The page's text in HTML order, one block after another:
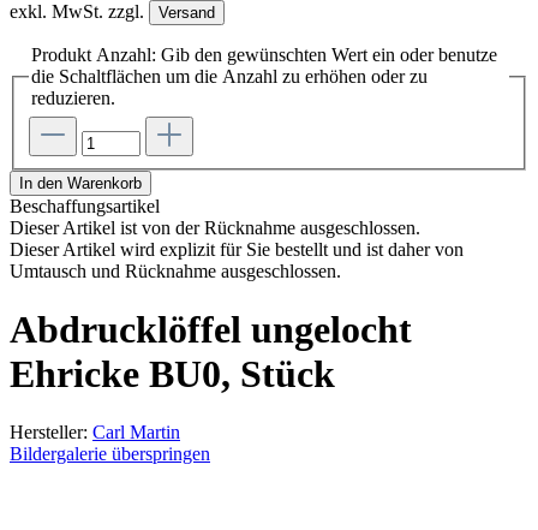
exkl. MwSt. zzgl. Versand
Produkt Anzahl: Gib den gewünschten Wert ein oder benutze
die Schaltflächen um die Anzahl zu erhöhen oder zu
reduzieren.
In den Warenkorb
Beschaffungsartikel
Dieser Artikel ist von der Rücknahme ausgeschlossen.
Dieser Artikel wird explizit für Sie bestellt und ist daher von
Umtausch und Rücknahme ausgeschlossen.
Abdrucklöffel ungelocht
Ehricke BU0, Stück
Hersteller: Carl Martin
Bildergalerie überspringen